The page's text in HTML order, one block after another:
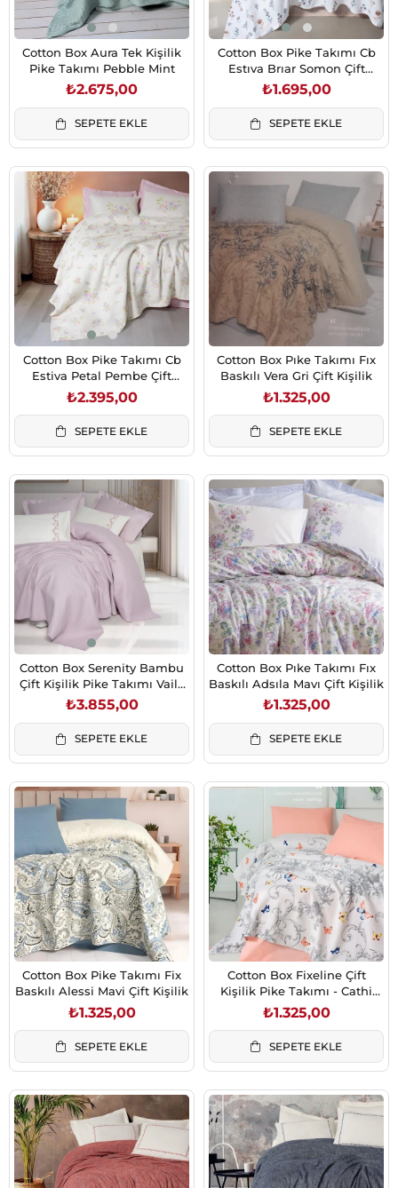
Cotton Box Aura Tek Kişilik
Pike Takımı Pebble Mint
₺2.675,00
SEPETE EKLE
Cotton Box Pike Takımı Cb
Estıva Brıar Somon Çift
Kişilik
₺1.695,00
SEPETE EKLE
Cotton Box Pike Takımı Cb
Estiva Petal Pembe Çift
Kişilik
₺2.395,00
SEPETE EKLE
Cotton Box Pıke Takımı Fıx
Baskılı Vera Gri Çift Kişilik
₺1.325,00
SEPETE EKLE
Cotton Box Serenity Bambu
Çift Kişilik Pike Takımı Vaila
Lila
₺3.855,00
SEPETE EKLE
Cotton Box Pıke Takımı Fıx
Baskılı Adsıla Mavı Çift Kişilik
₺1.325,00
SEPETE EKLE
Cotton Box Pike Takımı Fix
Baskılı Alessi Mavi Çift Kişilik
₺1.325,00
SEPETE EKLE
Cotton Box Fixeline Çift
Kişilik Pike Takımı - Cathi
Somon
₺1.325,00
SEPETE EKLE